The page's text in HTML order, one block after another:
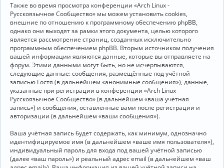
Также во время просмотра конференции «Arch Linux -
Русскоязычное Сообщество» мы можем установить cookies,
внешние по отношению к программному обеспечению phpBB,
однако они выходят за рамки этого документа, целью которого
является рассмотрение страниц, созданных исключительно
программным обеспечением phpBB. Вторым источником получения
вашей информации являются данные, которые вы отправляете на
форум. Этими данными могут быть, но не исчерпываются,
следующие данные: сообщения, размещённые под учётной
записью Гостя (в дальнейшем «анонимные сообщения»), данные,
указанные при регистрации в конференции «Arch Linux -
Русскоязычное Сообщество» (в дальнейшем «ваша учётная
запись») и сообщения, оставленные вами после регистрации и
авторизации (в дальнейшем «ваши сообщения»).
Ваша учётная запись будет содержать, как минимум, однозначно
идентифицируемое имя (в дальнейшем «ваше имя пользователя»),
индивидуальный пароль для входа под вашей учётной записью
(далее «ваш пароль») и реальный адрес email (в дальнейшем «ваш